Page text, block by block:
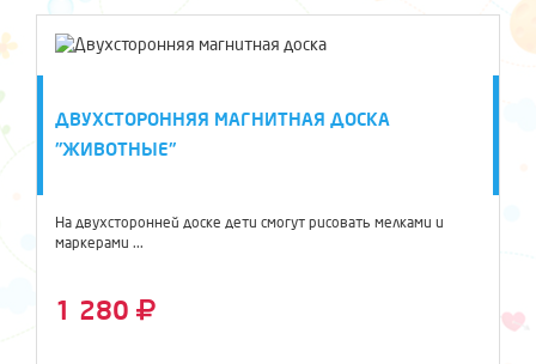
ДВУХСТОРОННЯЯ МАГНИТНАЯ ДОСКА
"ЖИВОТНЫЕ"
На двухсторонней доске дети смогут рисовать мелками и
маркерами ...
1 280